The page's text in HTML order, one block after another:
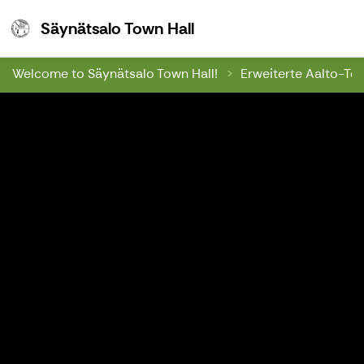
Säynätsalo Town HallSäynätsalo Town Hall
Welcome to Säynätsalo Town Hall! Erweiterte Aalto-